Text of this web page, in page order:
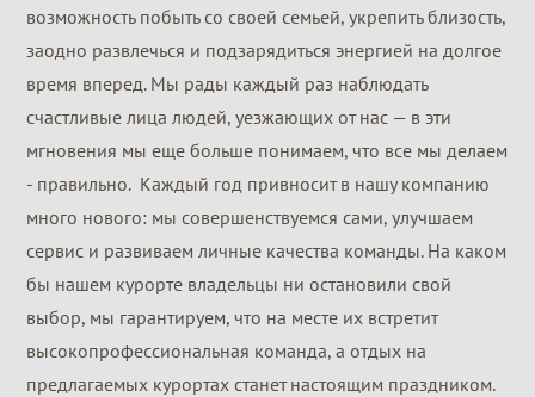
возможность побыть со своей семьей, укрепить близость,
заодно развлечься и подзарядиться энергией на долгое
время вперед. Мы рады каждый раз наблюдать
счастливые лица людей, уезжающих от нас — в эти
мгновения мы еще больше понимаем, что все мы делаем
- правильно. Каждый год привносит в нашу компанию
много нового: мы совершенствуемся сами, улучшаем
сервис и развиваем личные качества команды. На каком
бы нашем курорте владельцы ни остановили свой
выбор, мы гарантируем, что на месте их встретит
высокопрофессиональная команда, а отдых на
предлагаемых курортах станет настоящим праздником.